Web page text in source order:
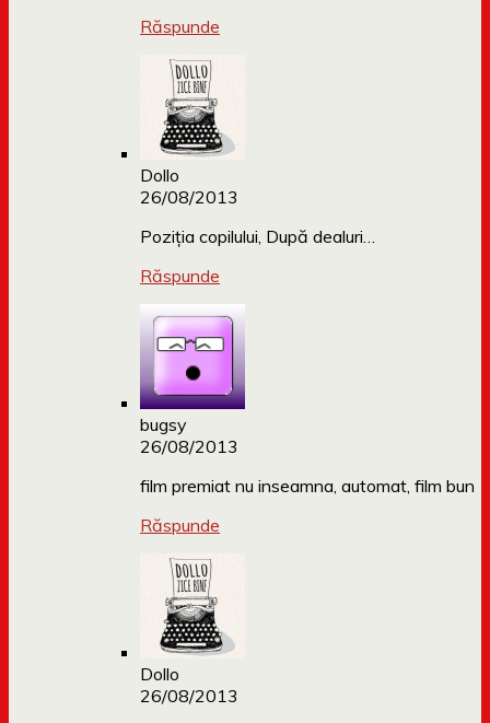
Răspunde
Dollo
26/08/2013
Poziția copilului, După dealuri…
Răspunde
bugsy
26/08/2013
film premiat nu inseamna, automat, film bun
Răspunde
Dollo
26/08/2013